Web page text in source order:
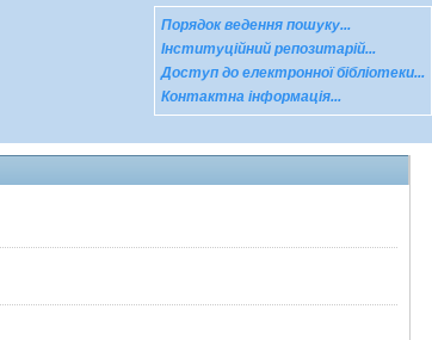
Порядок ведення пошуку...
Інституційний репозитарій...
Доступ до електронної бібліотеки...
Контактна інформація...